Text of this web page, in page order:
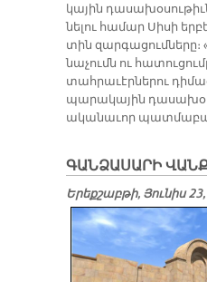
կա­յին
նե­լու հա­մար Սի­սի
տին
նա­չումն ու
տահ­րա­ւէր­նե­րու
պա­րա­կա­յին
ա­կա­նա­ւոր
ԳԱՆՁԱՍԱՐԻ
Երեքշաբթի, Յունիս